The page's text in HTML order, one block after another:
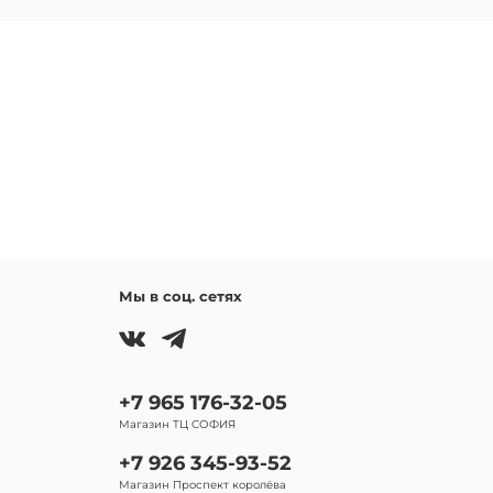
Мы в соц. сетях
+7 965 176-32-05
Магазин ТЦ СОФИЯ
+7 926 345-93-52
Магазин Проспект королёва